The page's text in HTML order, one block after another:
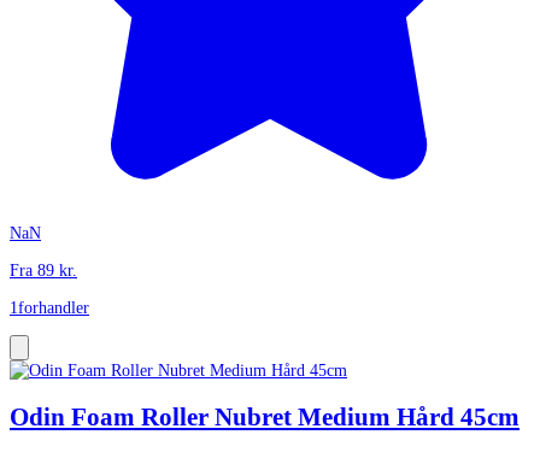
NaN
Fra 89 kr.
1forhandler
Odin Foam Roller Nubret Medium Hård 45cm